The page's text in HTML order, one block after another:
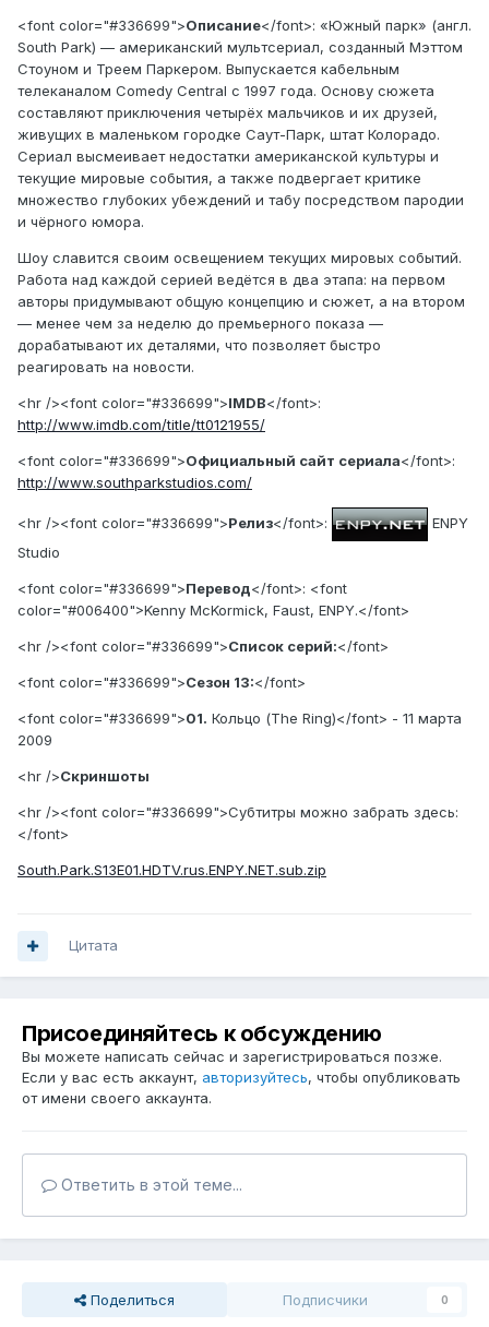
<font color="#336699">Описание</font>: «Южный парк» (англ.
South Park) — американский мультсериал, созданный Мэттом
Стоуном и Треем Паркером. Выпускается кабельным
телеканалом Comedy Central с 1997 года. Основу сюжета
составляют приключения четырёх мальчиков и их друзей,
живущих в маленьком городке Саут-Парк, штат Колорадо.
Сериал высмеивает недостатки американской культуры и
текущие мировые события, а также подвергает критике
множество глубоких убеждений и табу посредством пародии
и чёрного юмора.
Шоу славится своим освещением текущих мировых событий.
Работа над каждой серией ведётся в два этапа: на первом
авторы придумывают общую концепцию и сюжет, а на втором
— менее чем за неделю до премьерного показа —
дорабатывают их деталями, что позволяет быстро
реагировать на новости.
<hr /><font color="#336699">IMDB</font>:
http://www.imdb.com/title/tt0121955/
<font color="#336699">Официальный сайт сериала</font>:
http://www.southparkstudios.com/
<hr /><font color="#336699">Релиз</font>:
ENPY
Studio
<font color="#336699">Перевод</font>: <font
color="#006400">Kenny McKormick, Faust, ENPY.</font>
<hr /><font color="#336699">Список серий:</font>
<font color="#336699">Сезон 13:</font>
<font color="#336699">01. Кольцо (The Ring)</font> - 11 марта
2009
<hr />Скриншоты
<hr /><font color="#336699">Субтитры можно забрать здесь:
</font>
South.Park.S13E01.HDTV.rus.ENPY.NET.sub.zip
Цитата
Присоединяйтесь к обсуждению
Вы можете написать сейчас и зарегистрироваться позже.
Если у вас есть аккаунт, авторизуйтесь, чтобы опубликовать
от имени своего аккаунта.
Ответить в этой теме...
Поделиться Подписчики 0